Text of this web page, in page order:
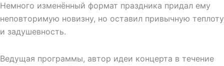
Немного изменённый формат праздника придал ему
неповторимую новизну, но оставил привычную теплоту
и задушевность.
Ведущая программы, автор идеи концерта в течение